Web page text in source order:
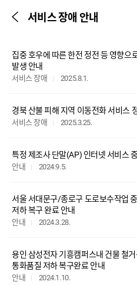
서비스 장애 안내
집중 호우에 따른 한전 정전 등 영향으
발생 안내
서비스 장애 2025.8.1.
경북 산불 피해 지역 이동전화 서비스
서비스 장애 2025.3.25.
특정 제조사 단말(AP) 인터넷 서비스
안내 2024.9.5.
서울 서대문구/종로구 도로보수작업 중 선로 단선으로 인한 통화품질
저하 복구 완료 안내
안내 2024.3.28.
용인 삼성전자 기흥캠퍼스내 건물 철
통화품질 저하 복구완료 안내
안내 2024.1.10.